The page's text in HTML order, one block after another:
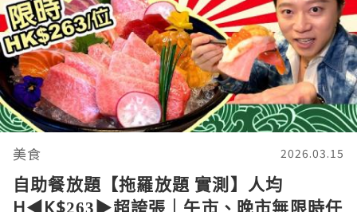
美食 2026.03.15
自助餐放題【拖羅放題 實測】人均
H◀︎K$263▶︎超誇張｜午市、晚市無限時任